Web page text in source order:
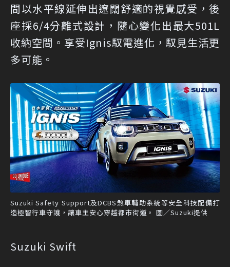
間以水平線延伸出遼闊舒適的視覺感受，後
座採6/4分離式設計，隨心變化出最大501L
收納空間。享受Ignis馭電進化，馭見生活更
多可能。
Suzuki Safety Support及DCBS煞車輔助系統等安全科技配備打
造極智行車守護，讓車主安心穿越都市街道。 圖／Suzuki提供
Suzuki Swift